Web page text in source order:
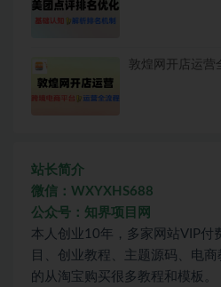
敦煌网开店运营
站长简介
微信：WXYXHS688
公众号：知界项目网
本人创业10年，多家网站VIP付
目、创业教程、主题源码、电
的从淘宝购买很多教程和模板